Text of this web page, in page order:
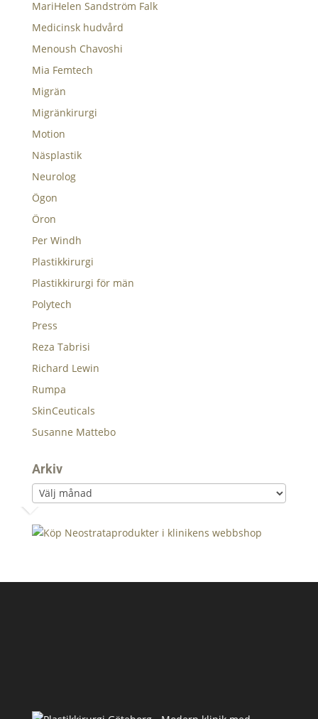
MariHelen Sandström Falk
Medicinsk hudvård
Menoush Chavoshi
Mia Femtech
Migrän
Migränkirurgi
Motion
Näsplastik
Neurolog
Ögon
Öron
Per Windh
Plastikkirurgi
Plastikkirurgi för män
Polytech
Press
Reza Tabrisi
Richard Lewin
Rumpa
SkinCeuticals
Susanne Mattebo
Arkiv
Arkiv